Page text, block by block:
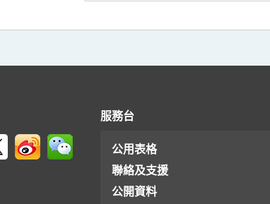
服務台
公用表格
聯絡及支援
公開資料